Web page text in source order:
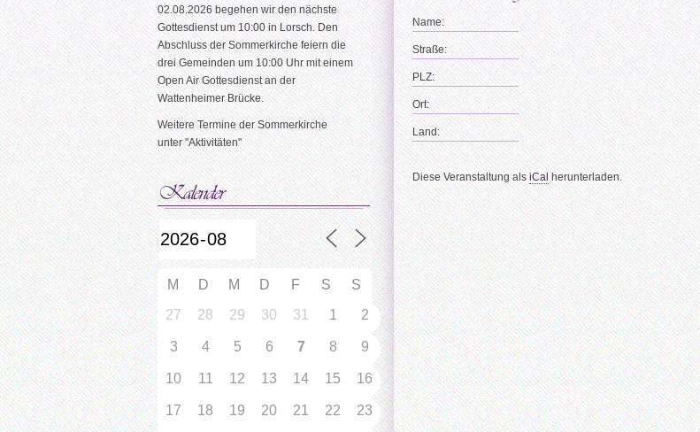
Name:
Straße:
PLZ:
Ort:
Land:
Diese Veranstaltung alsiCal herunterladen.
02.08.2026 begehen wir den nächste
Gottesdienst um 10:00 in Lorsch. Den
Abschluss der Sommerkirche feiern die
drei Gemeinden um 10:00 Uhr mit einem
Open Air Gottesdienst an der
Wattenheimer Brücke.
Weitere Termine der Sommerkirche
unter "Aktivitäten"
M D M D F S
S
27
28 29 30 31 1 2
3 4 5 6 7 8 9
10 11 12 13 14 15 16
17 18 19 20 21 22 23